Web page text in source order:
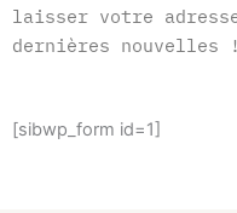
laisser votre
dernières nouvelles !
[sibwp_form id=1]